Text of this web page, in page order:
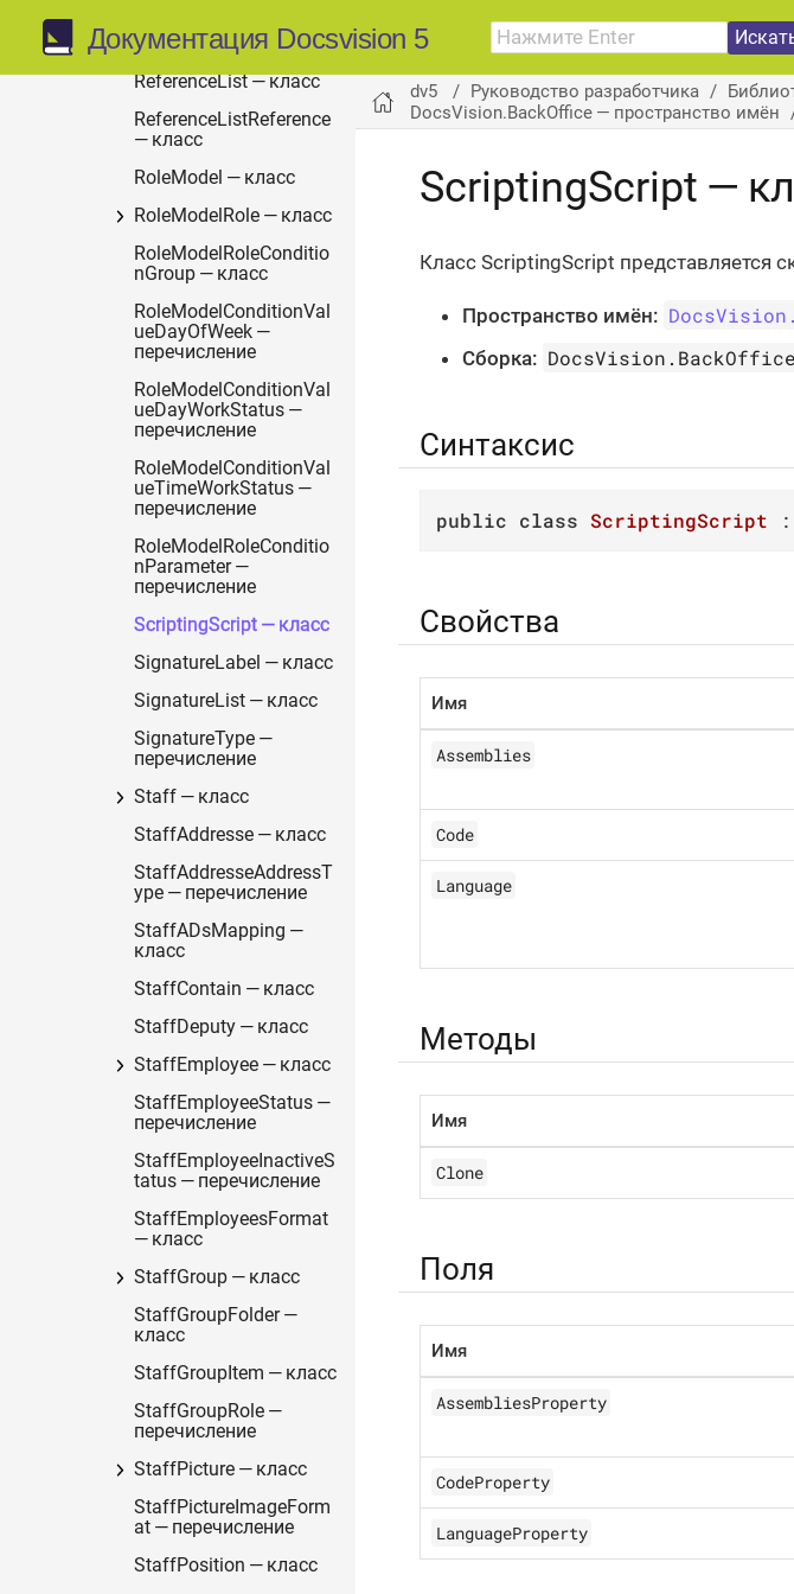
Документация Docsvision 5
PowerOfAttorneyMainIn
fo — класс
ReferenceList — класс
ReferenceListReference
— класс
RoleModel — класс
RoleModelRole — класс
RoleModelRoleConditio
nGroup — класс
RoleModelConditionVal
ueDayOfWeek —
перечисление
RoleModelConditionVal
ueDayWorkStatus —
перечисление
RoleModelConditionVal
ueTimeWorkStatus —
перечисление
RoleModelRoleConditio
nParameter —
перечисление
ScriptingScript — класс
SignatureLabel — класс
SignatureList — класс
SignatureType —
перечисление
Staff — класс
StaffAddresse — класс
StaffAddresseAddressT
ype — перечисление
StaffADsMapping —
класс
StaffContain — класс
StaffDeputy — класс
StaffEmployee — класс
StaffEmployeeStatus —
перечисление
StaffEmployeeInactiveS
tatus — перечисление
StaffEmployeesFormat
— класс
StaffGroup — класс
StaffGroupFolder —
класс
StaffGroupItem — класс
StaffGroupRole —
перечисление
StaffPicture — класс
StaffPictureImageForm
at — перечисление
StaffPosition — класс
dv5 Руководство разработчика
DocsVision.BackOffice — пространство имён
ScriptingScript —
Класс ScriptingScript представляется
Пространство имён:
Сборка:
Синтаксис
public class ScriptingScript :
Свойства
Имя
Assemblies
Code
Language
Методы
Имя
Clone
Поля
Имя
AssembliesProperty
CodeProperty
LanguageProperty